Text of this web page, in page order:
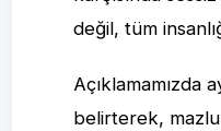
değil, tüm
Açıklamamızda
belirterek,